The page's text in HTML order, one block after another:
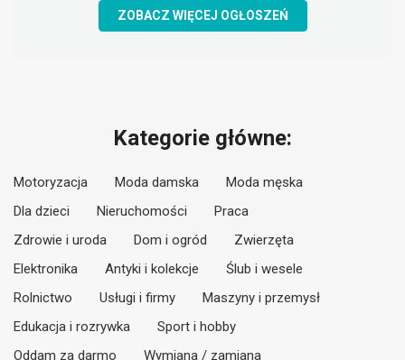
ZOBACZ WIĘCEJ OGŁOSZEŃ
Kategorie główne:
Motoryzacja Moda damska
Moda męska
Dla dzieci
Nieruchomości
Praca
Zdrowie i uroda
Dom i ogród
Zwierzęta
Elektronika
Antyki i kolekcje
Ślub i wesele
Rolnictwo
Usługi i firmy
Maszyny i przemysł
Edukacja i rozrywka
Sport i hobby
Oddam za darmo
Wymiana / zamiana